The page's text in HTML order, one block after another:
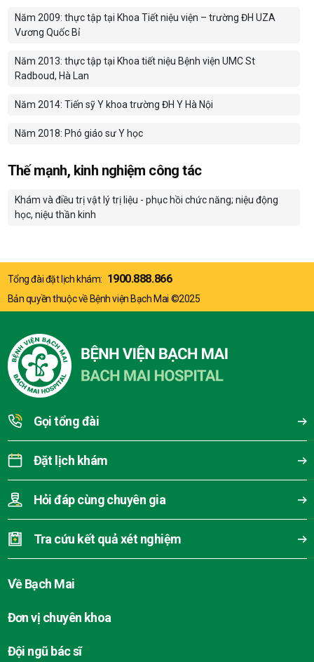
Năm 2009: thực tập tại Khoa Tiết niệu viện – trường ĐH UZA
Vương Quốc Bỉ
Năm 2013: thực tập tại Khoa tiết niệu Bệnh viện UMC St
Radboud, Hà Lan
Năm 2014: Tiến sỹ Y khoa trường ĐH Y Hà Nội
Năm 2018: Phó giáo sư Y học
Thế mạnh, kinh nghiệm công tác
Khám và điều trị vật lý trị liệu - phục hồi chức năng; niệu động
học, niệu thần kinh
Tổng đài đặt lịch khám: 1900.888.866
Bản quyền thuộc về Bệnh viện Bạch Mai ©2025
Gọi tổng đài
Đặt lịch khám
Hỏi đáp cùng chuyên gia
Tra cứu kết quả xét nghiệm
Về Bạch Mai
Đơn vị chuyên khoa
Đội ngũ bác sĩ